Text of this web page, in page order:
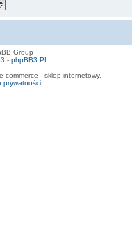
Group
- phpBB3.PL
- sklep internetowy.
prywatności